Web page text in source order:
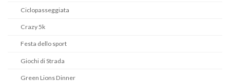
Ciclopasseggiata
Crazy 5k
Festa dello sport
Giochi di Strada
Green Lions Dinner